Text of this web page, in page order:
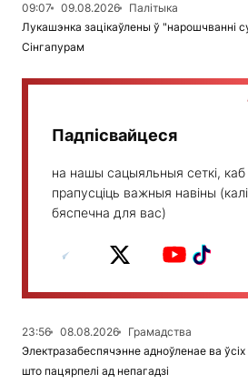
09:07
09.08.2026
Палітыка
Лукашэнка зацікаўлены ў "нарошчванні
Сінгапурам
Падпісвайцеся
на нашы сацыяльныя сеткі, каб
прапусціць важныя навіны
бяспечна для вас)
23:56 08.08.2026
Грамадства
Электразабеспячэнне адноўленае ва
што пацярпелі ад непагадзі